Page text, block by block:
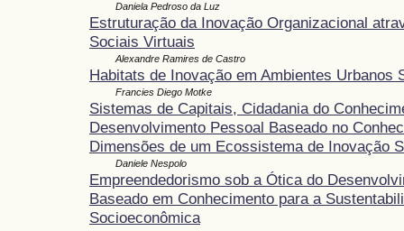
Daniela Pedroso da Luz
Estruturação da Inovação Organizacional
Sociais Virtuais
Alexandre Ramires de Castro
Habitats de Inovação em Ambientes Urbanos
Francies Diego Motke
Sistemas de Capitais, Cidadania do
Desenvolvimento Pessoal Baseado no
Dimensões de um Ecossistema de Inovação
Daniele Nespolo
Empreendedorismo sob a Ótica do
Baseado em Conhecimento para a
Socioeconômica